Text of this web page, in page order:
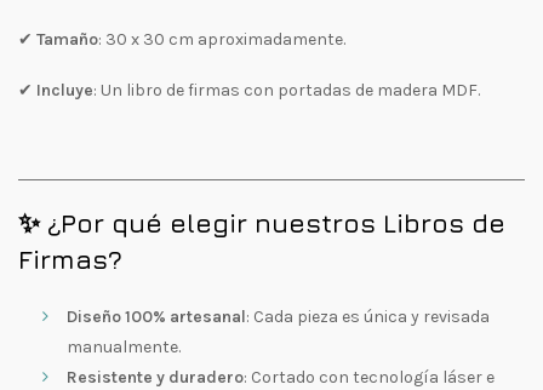
✔ Tamaño: 30 x 30 cm aproximadamente.
✔ Incluye: Un libro de firmas con portadas de madera MDF.
✨ ¿Por qué elegir nuestros Libros de
Firmas?
Diseño 100% artesanal: Cada pieza es única y revisada
manualmente.
Resistente y duradero: Cortado con tecnología láser e